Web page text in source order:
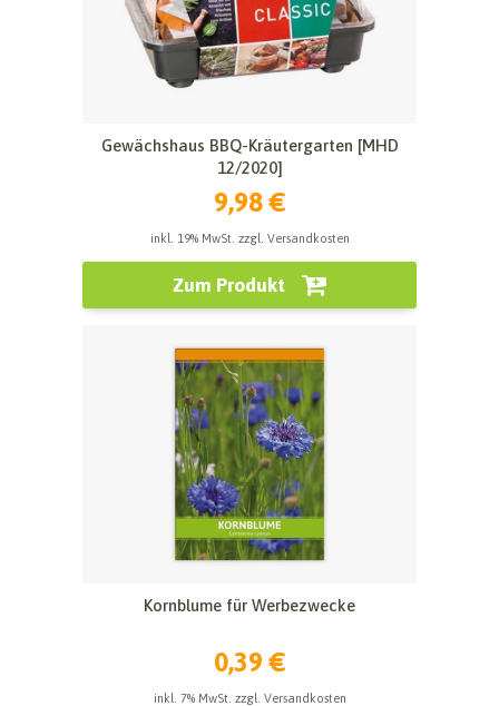
Gewächshaus BBQ-Kräutergarten [MHD
12/2020]
9,98 €
inkl. 19% MwSt. zzgl. Versandkosten
Zum Produkt
Kornblume für Werbezwecke
0,39 €
inkl. 7% MwSt. zzgl. Versandkosten